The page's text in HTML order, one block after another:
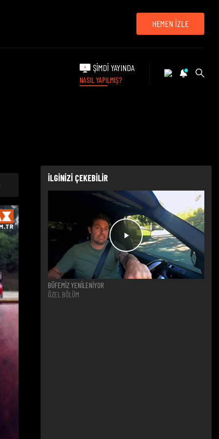
HEMEN İZLE
ŞİMDİ YAYINDA
NASIL YAPILMIŞ?
İLGİNİZİ ÇEKEBİLİR
BÜFEMİZ YENİLENİYOR
ÖZEL BÖLÜM